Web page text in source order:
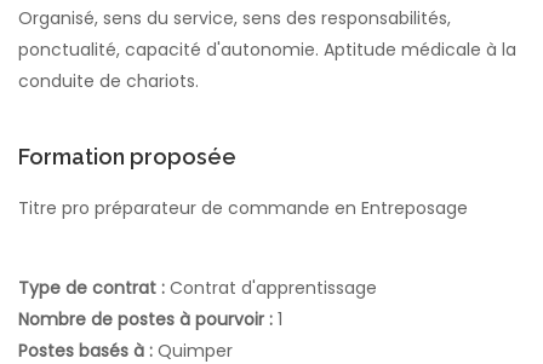
Organisé, sens du service, sens des responsabilités,
ponctualité, capacité d'autonomie. Aptitude médicale à la
conduite de chariots.
Formation proposée
Titre pro préparateur de commande en Entreposage
Type de contrat : Contrat d'apprentissage
Nombre de postes à pourvoir : 1
Postes basés à : Quimper